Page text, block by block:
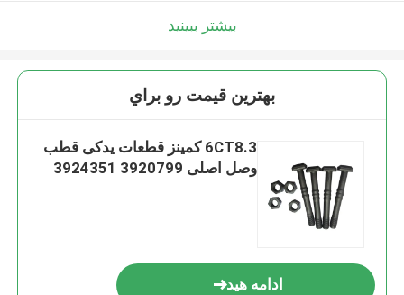
بیشتر ببینید
بهترين قيمت رو براي
6CT8.3 کمینز قطعات یدکی قطب
وصل اصلی 3920799 3924351
ادامه هید